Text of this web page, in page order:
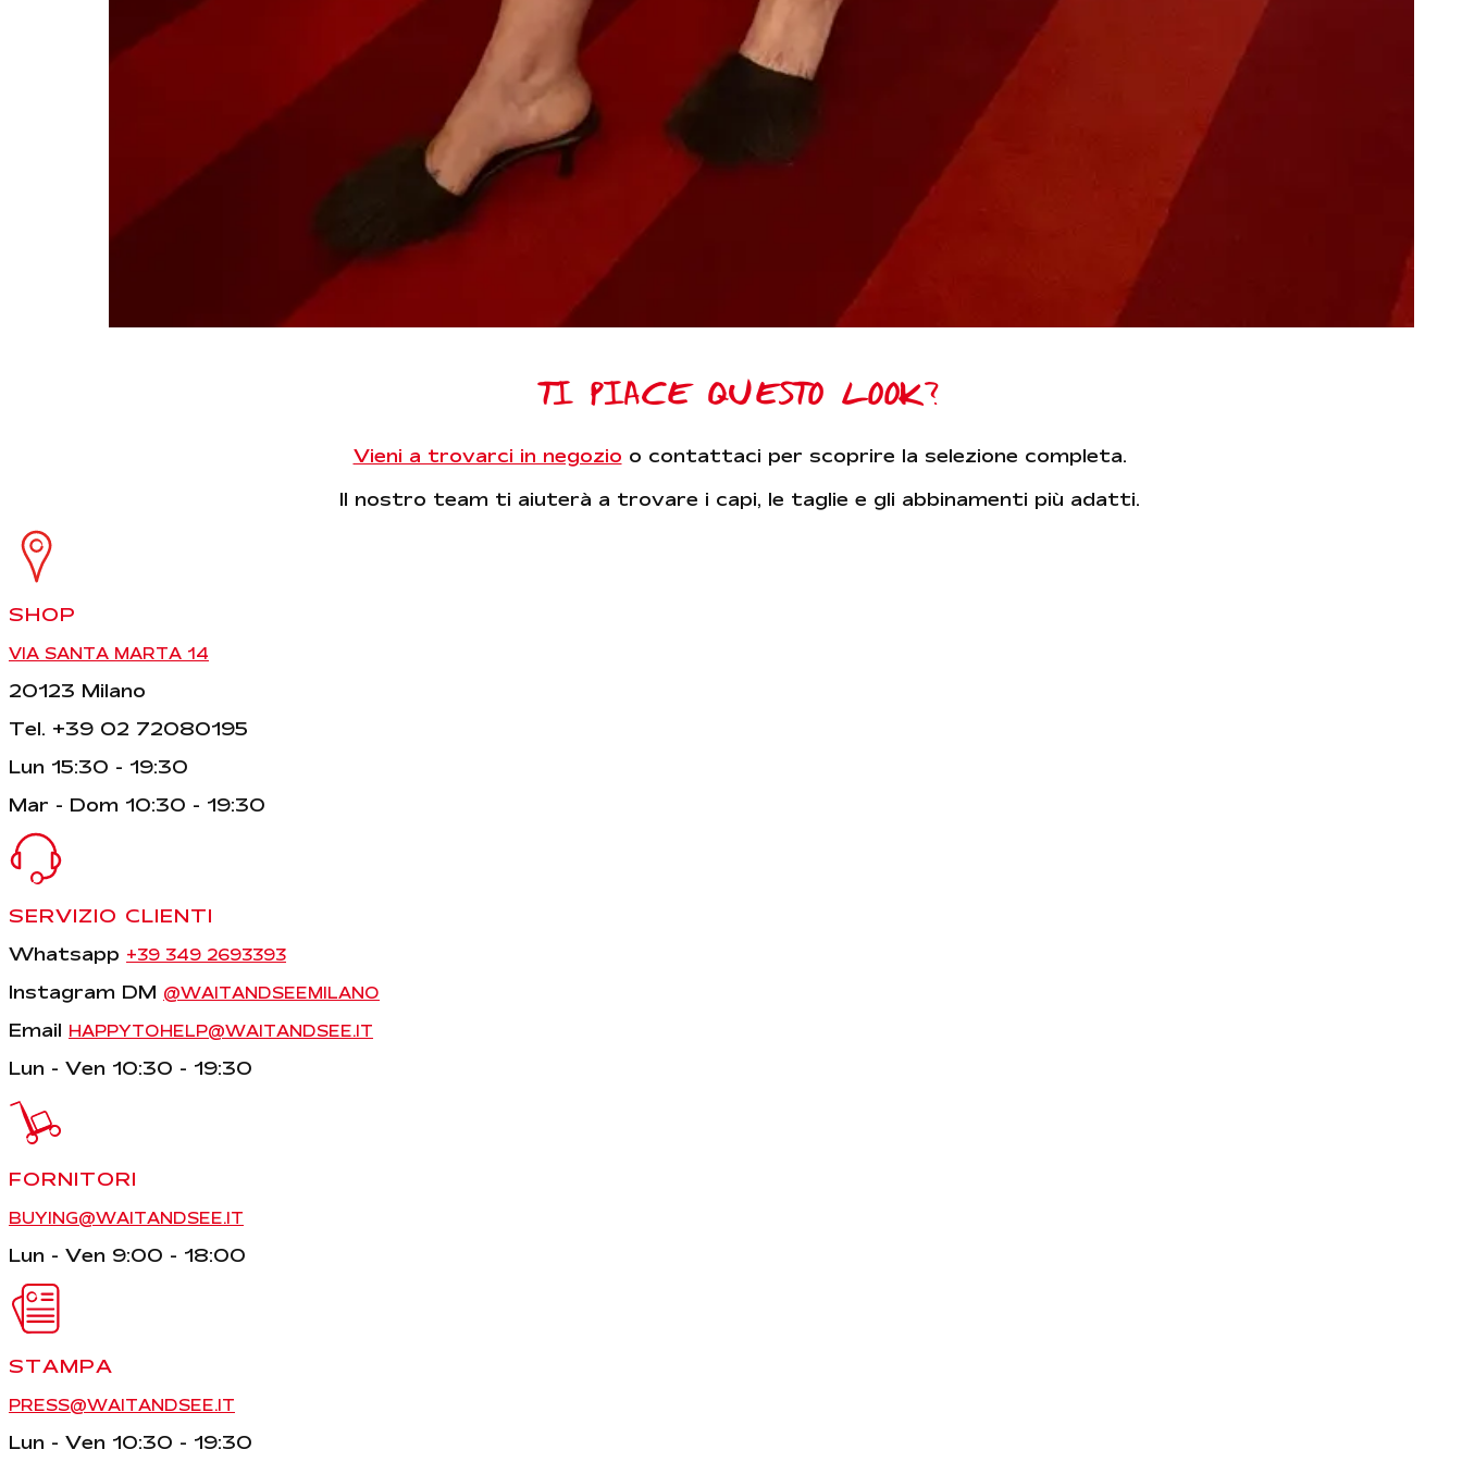
TI PIACE QUESTO LOOK?
Vieni a trovarci in negozio o contattaci per scoprire la selezione completa.
Il nostro team ti aiuterà a trovare i capi, le taglie e gli abbinamenti più adatti.
SHOP
VIA SANTA MARTA 14
20123 Milano
Tel. +39 02 72080195
Lun 15:30 - 19:30
Mar - Dom 10:30 - 19:30
SERVIZIO CLIENTI
Whatsapp +39 349 2693393
Instagram DM @WAITANDSEEMILANO
Email HAPPYTOHELP@WAITANDSEE.IT
Lun - Ven 10:30 - 19:30
FORNITORI
BUYING@WAITANDSEE.IT
Lun - Ven 9:00 - 18:00
STAMPA
PRESS@WAITANDSEE.IT
Lun - Ven 10:30 - 19:30